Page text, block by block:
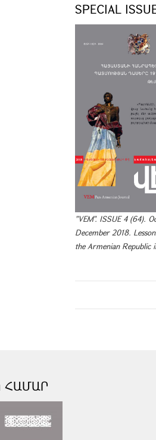
SPECIAL
"VEM". ISSUE 4 (64).
December 2018.
the Armenian Republic
ՀԱՄԱՐ